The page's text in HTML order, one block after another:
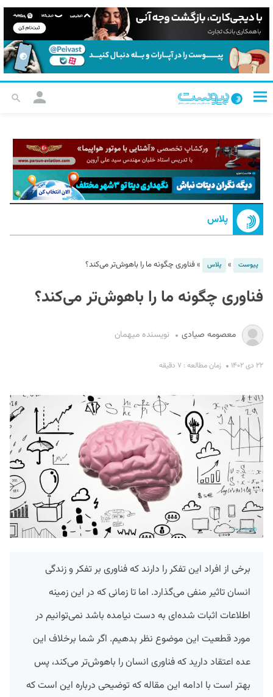
پلاس
پیوست » پلاس »فناوری چگونه ما را باهوش‌تر می‌کند؟
فناوری چگونه ما را باهوش‌تر می‌کند؟
معصومه صیادی نویسنده میهمان
۲۲ دی ۱۴۰۲ زمان مطالعه : ۷ دقیقه
برخی از افراد این تفکر را دارند که فناوری بر تفکر و زندگی
انسان تاثیر منفی می‌گذارد. اما تا زمانی که در این زمینه
اطلاعات اثبات شده‌ای به دست نیامده باشد نمی‌توانیم در
مورد قطعیت این موضوع نظر بدهیم. اگر شما برخلاف این
عده اعتقاد دارید که فناوری انسان را باهوش‌تر می‌کند، پس
بهتر است با ادامه این مقاله که توضیحی درباره این است که